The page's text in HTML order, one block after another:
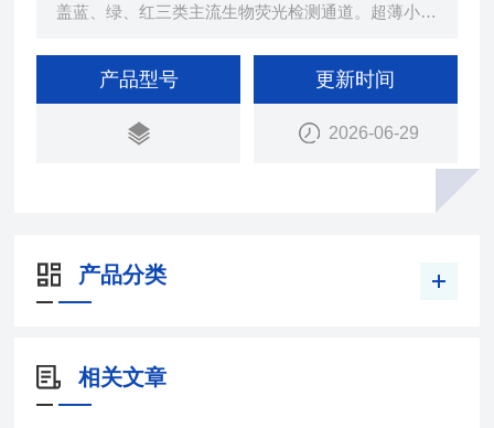
盖蓝、绿、红三类主流生物荧光检测通道。超薄小型
期运行性能平稳，高截止膜层能够降低杂光与通道串
扰，提升微弱荧光信号检测效果。产品量产工艺成
熟，尺寸与光谱参数管控严格，既可标准化批量供
货，也可按需提供光学元件定制加工服务，广泛配套
产品型号 更新时间
2026-06-29
产品分类
相关文章